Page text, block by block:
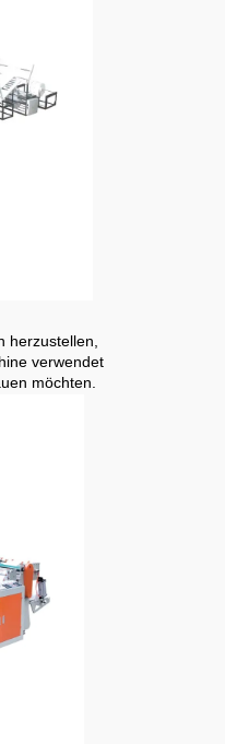
herzustellen,
verwendet
möchten.